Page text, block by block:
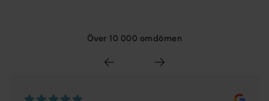
Över 10 000 omdömen